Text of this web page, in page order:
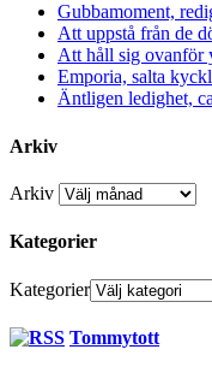
Gubbamoment,
Att uppstå från de
Att håll sig ovanför
Emporia, salta
Äntligen ledighet,
Arkiv
Arkiv
Kategorier
Kategorier
Tommytott